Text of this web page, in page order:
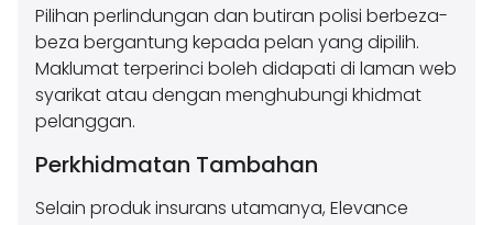
Pilihan perlindungan dan butiran polisi berbeza-
beza bergantung kepada pelan yang dipilih.
Maklumat terperinci boleh didapati di laman web
syarikat atau dengan menghubungi khidmat
pelanggan.
Perkhidmatan Tambahan
Selain produk insurans utamanya, Elevance